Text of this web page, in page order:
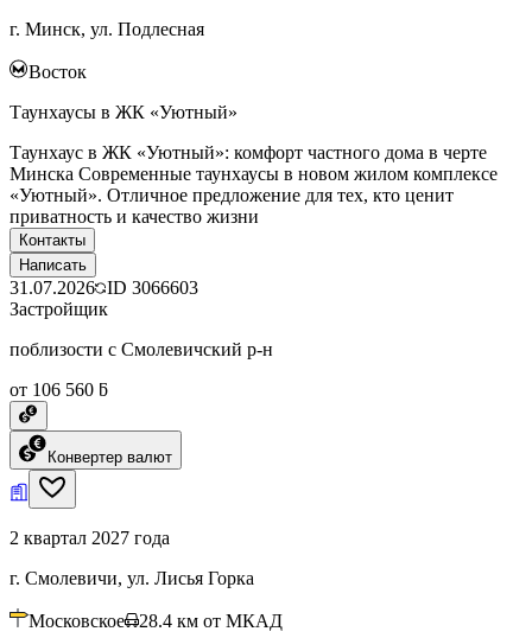
г. Минск, ул. Подлесная
Восток
Таунхаусы в ЖК «Уютный»
Таунхаус в ЖК «Уютный»: комфорт частного дома в черте
Минска Современные таунхаусы в новом жилом комплексе
«Уютный». Отличное предложение для тех, кто ценит
приватность и качество жизни
Контакты
Написать
31.07.2026 ID 3066603
Застройщик
поблизости с Смолевичский р-н
от 106 560 ƃ
Конвертер валют
2 квартал 2027 года
г. Смолевичи, ул. Лисья Горка
Московское 28.4 км от МКАД